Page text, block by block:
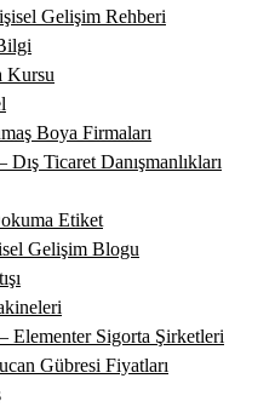
Gelişim Rehberi
Kursu
Boya Firmaları
Dış Ticaret Danışmanlıkları
Etiket
Gelişim Blogu
Elementer Sigorta Şirketleri
Gübresi Fiyatları